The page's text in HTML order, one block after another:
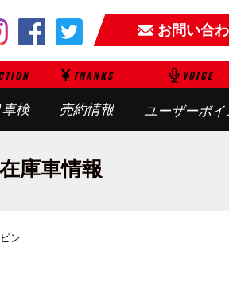
お問い合
車検
THANKS
売約情報
VOICE
ユーザーボイ
在庫車情報
ン